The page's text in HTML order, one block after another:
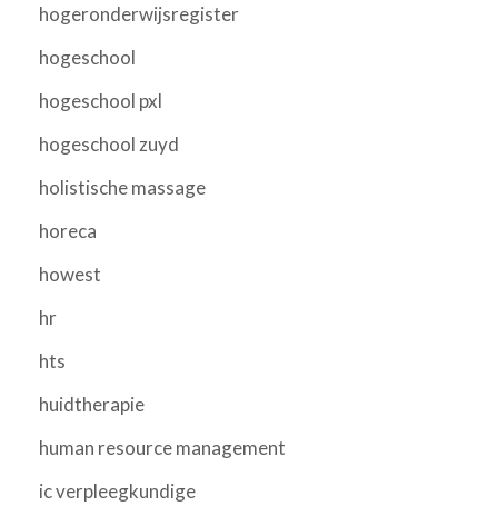
hogeronderwijsregister
hogeschool
hogeschool pxl
hogeschool zuyd
holistische massage
horeca
howest
hr
hts
huidtherapie
human resource management
ic verpleegkundige